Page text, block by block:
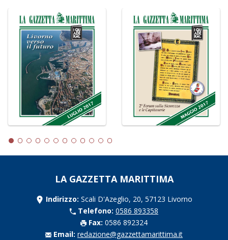
LA GAZZETTA MARITTIMA
Indirizzo: Scali D'Azeglio, 20, 57123 Livorno
Telefono: 0586 893358
Fax: 0586 892324
Email: redazione@gazzettamarittima.it